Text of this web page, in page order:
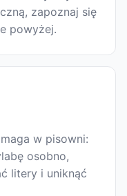
zapoznaj się
powyżej.
w pisowni:
osobno,
litery i uniknąć